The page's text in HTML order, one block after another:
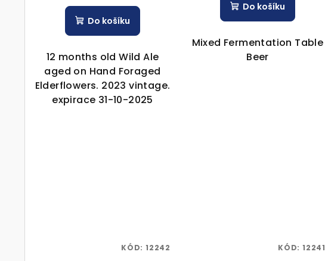
Do košíku
12 months old Wild Ale
aged on Hand Foraged
Elderflowers. 2023 vintage.
expirace 31-10-2025
Do košíku
Mixed Fermentation Table
Beer
KÓD: 12242 KÓD: 12241